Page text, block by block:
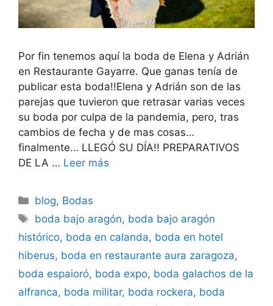
Por fin tenemos aquí la boda de Elena y Adrián
en Restaurante Gayarre. Que ganas tenía de
publicar esta boda!!Elena y Adrián son de las
parejas que tuvieron que retrasar varias veces
su boda por culpa de la pandemia, pero, tras
cambios de fecha y de mas cosas…
finalmente… LLEGÓ SU DÍA!! PREPARATIVOS
DE LA … Leer más
Categorías
blog, Bodas
Etiquetas
boda bajo aragón, boda bajo aragón
histórico, boda en calanda, boda en hotel
hiberus, boda en restaurante aura zaragoza,
boda espaioró, boda expo, boda galachos de la
alfranca, boda militar, boda rockera, boda